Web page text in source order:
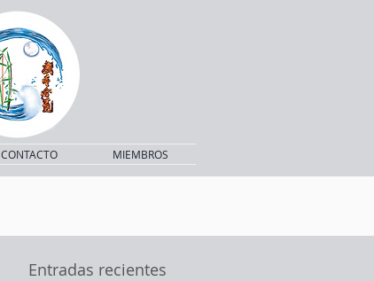
CONTACTO MIEMBROS
Entradas recientes